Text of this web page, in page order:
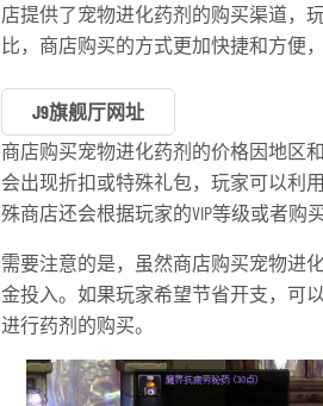
店提供了宠物进化药剂的购买渠道，
比，商店购买的方式更加快捷和方便
J9旗舰厅网址
商店购买宠物进化药剂的价格因地区
会出现折扣或特殊礼包，玩家可以利
殊商店还会根据玩家的VIP等级或者购
需要注意的是，虽然商店购买宠物进
金投入。如果玩家希望节省开支，可
进行药剂的购买。